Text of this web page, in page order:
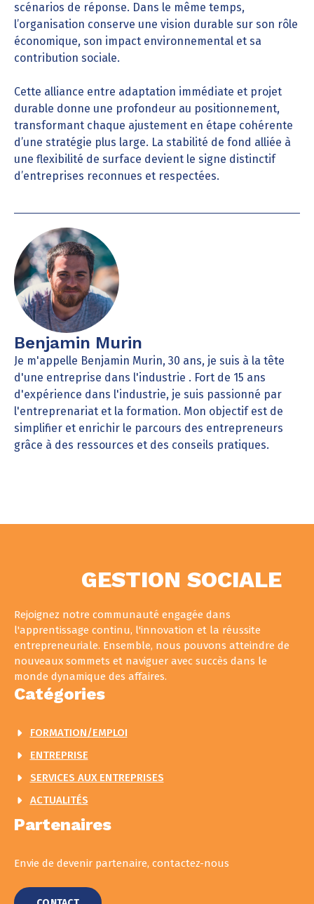
scénarios de réponse. Dans le même temps,
l’organisation conserve une vision durable sur son rôle
économique, son impact environnemental et sa
contribution sociale.
Cette alliance entre adaptation immédiate et projet
durable donne une profondeur au positionnement,
transformant chaque ajustement en étape cohérente
d’une stratégie plus large. La stabilité de fond alliée à
une flexibilité de surface devient le signe distinctif
d’entreprises reconnues et respectées.
Benjamin Murin
Je m'appelle Benjamin Murin, 30 ans, je suis à la tête
d'une entreprise dans l'industrie . Fort de 15 ans
d'expérience dans l'industrie, je suis passionné par
l'entreprenariat et la formation. Mon objectif est de
simplifier et enrichir le parcours des entrepreneurs
grâce à des ressources et des conseils pratiques.
GESTION SOCIALE
Rejoignez notre communauté engagée dans
l'apprentissage continu, l'innovation et la réussite
entrepreneuriale. Ensemble, nous pouvons atteindre de
nouveaux sommets et naviguer avec succès dans le
monde dynamique des affaires.
Catégories
FORMATION/EMPLOI
ENTREPRISE
SERVICES AUX ENTREPRISES
ACTUALITÉS
Partenaires
Envie de devenir partenaire, contactez-nous